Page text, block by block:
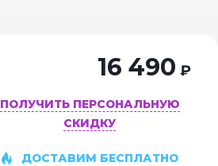
16 490 ₽
ПОЛУЧИТЬ ПЕРСОНАЛЬНУЮ
СКИДКУ
ДОСТАВИМ БЕСПЛАТНО